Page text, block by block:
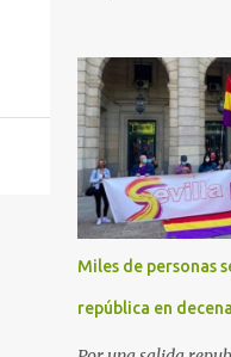
de cárcel de hasta
delitos de
presuntamente
ventas de material
a través de la
Defex, disuelta. El
describe en su
la empresa pública
ilegales a diversas
Miles de personas
república en